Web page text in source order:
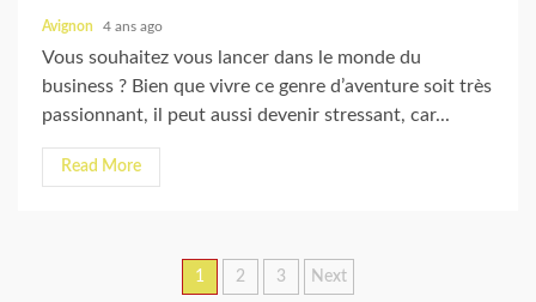
Avignon 4 ans ago
Vous souhaitez vous lancer dans le monde du
business ? Bien que vivre ce genre d’aventure soit très
passionnant, il peut aussi devenir stressant, car...
Read More
Posts
1 2 3 Next